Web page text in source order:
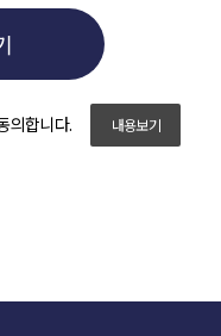
의합니다. 내용보기